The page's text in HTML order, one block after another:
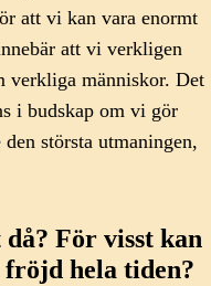
att vi kan vara enormt
att vi verkligen
verkliga människor. Det
i budskap om vi gör
största utmaningen,
För visst kan
hela tiden?